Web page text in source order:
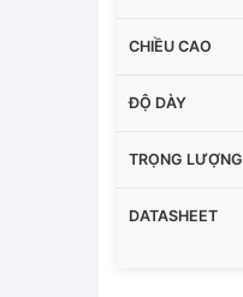
CHIỀU CAO
ĐỘ DÀY
TRỌNG LƯỢNG
DATASHEET